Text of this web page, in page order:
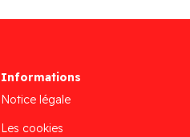
Informations
Notice légale
Les cookies